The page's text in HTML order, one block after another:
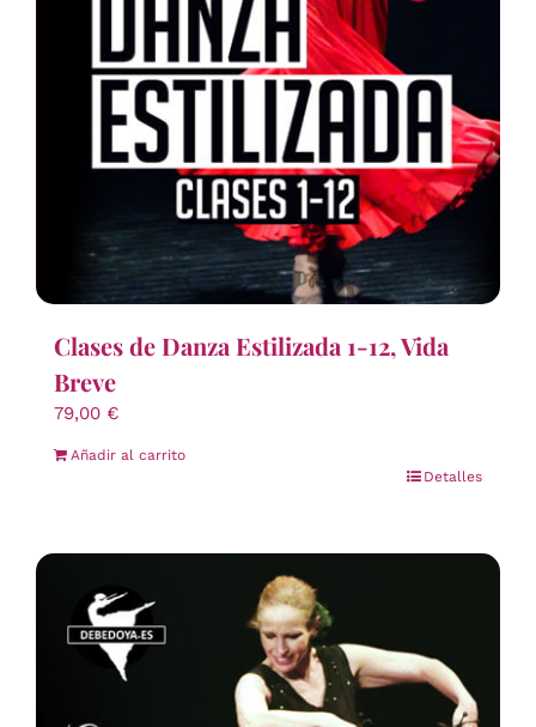
Clases de Danza Estilizada 1-12, Vida
Breve
79,00 €
Añadir al carrito
Detalles